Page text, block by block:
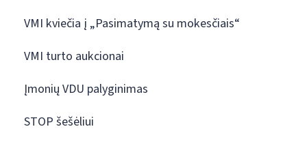
VMI kviečia į „Pasimatymą su mokesčiais“
VMI turto aukcionai
Įmonių VDU palyginimas
STOP šešėliui